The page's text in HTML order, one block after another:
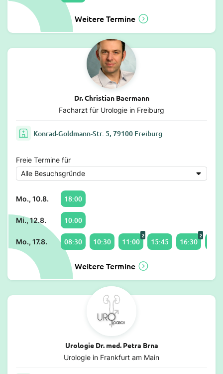
Weitere Termine
Dr. Christian Baermann
Facharzt für Urologie in Freiburg
Konrad-Goldmann-Str. 5, 79100 Freiburg
Freie Termine für
Mo., 10.8. 18:00
Mi., 12.8. 10:00
Mo., 17.8. 08:30 10:30 11:00
2
15:45 16:30
2
Weitere Termine
Urologie Dr. med. Petra Brna
Urologie in Frankfurt am Main